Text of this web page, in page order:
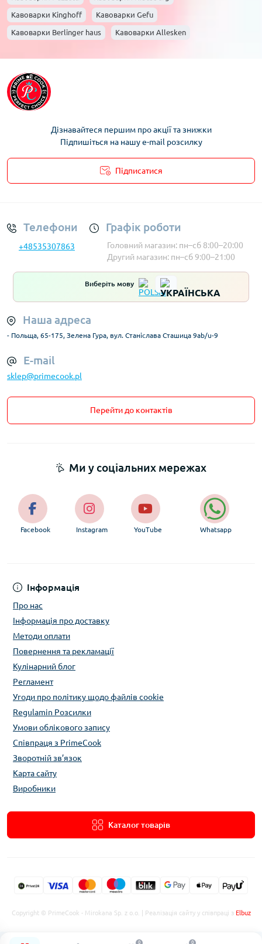
0 0
Кавоварки Kinghoff Кавоварки Gefu
Кавоварки Berlinger haus Кавоварки Allesken
Дізнавайтеся першим про акції та знижки
Підпишіться на нашу e-mail розсилку
Підписатися
Телефони
+48535307863
Графік роботи
Головний магазин: пн–сб 8:00–20:00
Другий магазин: пн–сб 9:00–21:00
Виберіть мову
Наша адреса
- Польща, 65-175, Зелена Гура, вул. Станіслава Сташица 9ab/u-9
E-mail
sklep@primecook.pl
Перейти до контактів
Інформація
Про нас
Інформація про доставку
Методи оплати
Повернення та рекламації
Кулінарний блог
Регламент
Угоди про політику щодо файлів cookie
Regulamin Розсилки
Умови облікового запису
Співпраця з PrimeCook
Зворотній зв’язок
Карта сайту
Виробники
Каталог товарів
Ми у соціальних мережах
Facebook Instagram YouTube Whatsapp
Copyright © PrimeCook - Mirokana Sp. z o.o. | Реалізація сайту у співпраці з Elbuz